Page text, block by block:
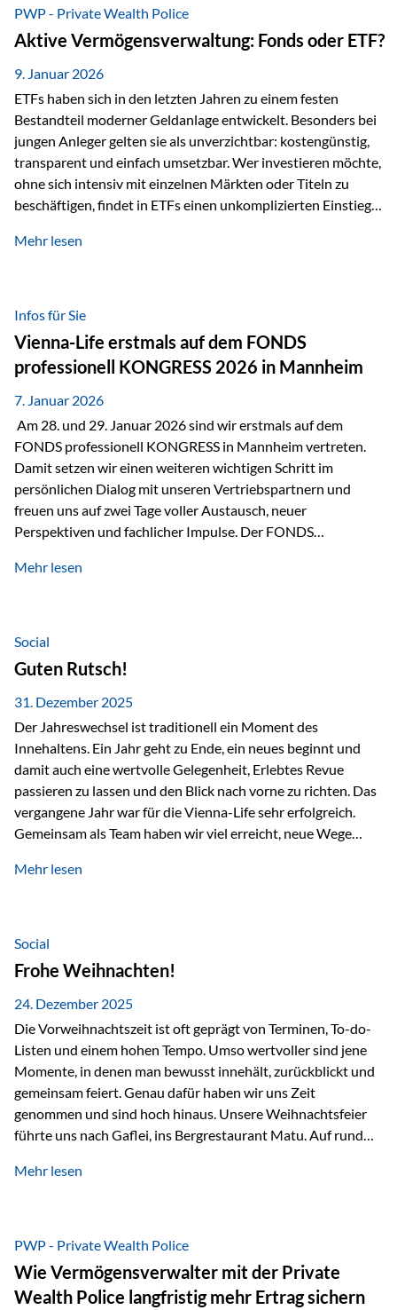
Inflationsrobustheit und Stabilisierung – eingebettet in eine
liechtensteinische Versicherungsstruktur. Die
Sicherheitsarchitektur: Liechtenstein als Strukturprinzip Die
Private Wealth Police positioniert sich mit einer dreistufigen
Sicherheitsarchitektur, die auf mehreren Ebenen ansetzt:
Stufe 1: Versicherer-Ebene • Versicherung mit…
PWP - Private Wealth Police
Aktive Vermögensverwaltung: Fonds oder ETF?
9. Januar 2026
ETFs haben sich in den letzten Jahren zu einem festen
Bestandteil moderner Geldanlage entwickelt. Besonders bei
jungen Anleger gelten sie als unverzichtbar: kostengünstig,
transparent und einfach umsetzbar. Wer investieren möchte,
ohne sich intensiv mit einzelnen Märkten oder Titeln zu
beschäftigen, findet in ETFs einen unkomplizierten Einstieg
werden häufig kritisch betrachtet. Sie gelten als teurer,
Beide Ansätze haben ihre Berechtigung und ihre Stärken
entfalten sie oft gerade in Kombination. ETFs: Effizient, breit
gestreut und klar strukturiert…
Mehr lesen
Infos für Sie
Vienna-Life erstmals auf dem FONDS
professionell KONGRESS 2026 in Mannheim
7. Januar 2026
Am 28. und 29. Januar 2026 sind wir erstmals auf dem
FONDS professionell KONGRESS in Mannheim vertreten.
Damit setzen wir einen weiteren wichtigen Schritt im
persönlichen Dialog mit unseren Vertriebspartnern und
freuen uns auf zwei Tage voller Austausch, neuer
Perspektiven und fachlicher Impulse. Der FONDS
Branchentreffen für Finanz- und Versicherungsprofis im
Vermögensstrukturierung und Nachfolgeplanung
gemeinsam zu diskutieren. Persönlich für Sie vor Ort An
beiden Kongresstagen stehen Ihnen Maximilian
Fichtenbauer, Dirk…
Mehr lesen
Social
Guten Rutsch!
31. Dezember 2025
Der Jahreswechsel ist traditionell ein Moment des
Innehaltens. Ein Jahr geht zu Ende, ein neues beginnt und
damit auch eine wertvolle Gelegenheit, Erlebtes Revue
passieren zu lassen und den Blick nach vorne zu richten. Das
vergangene Jahr war für die Vienna-Life sehr erfolgreich.
Gemeinsam als Team haben wir viel erreicht, neue Wege
Veranstaltungen wie der Schnifisschnauf, aber auch unsere
starkes Miteinander ist. Neben diesen gemeinsamen
Erlebnissen konnten wir…
Mehr lesen
Social
Frohe Weihnachten!
24. Dezember 2025
Die Vorweihnachtszeit ist oft geprägt von Terminen, To-do-
Listen und einem hohen Tempo. Umso wertvoller sind jene
Momente, in denen man bewusst innehält, zurückblickt und
gemeinsam feiert. Genau dafür haben wir uns Zeit
genommen und sind hoch hinaus. Unsere Weihnachtsfeier
führte uns nach Gaflei, ins Bergrestaurant Matu. Auf rund
beeindruckendes Panorama, sondern auch etwas, das im
verschneiter Landschaft, bei feinem Essen, guter Musik und
einer entspannten…
Mehr lesen
PWP - Private Wealth Police
Wie Vermögensverwalter mit der Private
Wealth Police langfristig mehr Ertrag sichern